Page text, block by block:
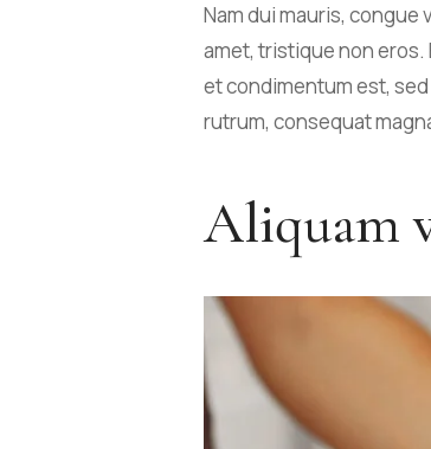
Nam dui mauris,
amet, tristique non
et condimentum est,
rutrum, consequat
Aliquam